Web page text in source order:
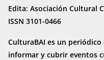
Edita: Asociación Cultural
ISSN 3101-0466
CulturaBAI es un
informar y cubrir eventos